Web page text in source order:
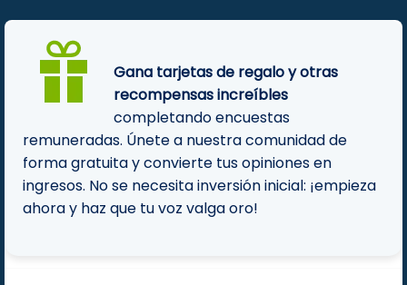
Gana tarjetas de regalo y otras
recompensas increíbles
completando encuestas
remuneradas. Únete a nuestra comunidad de
forma gratuita y convierte tus opiniones en
ingresos. No se necesita inversión inicial: ¡empieza
ahora y haz que tu voz valga oro!